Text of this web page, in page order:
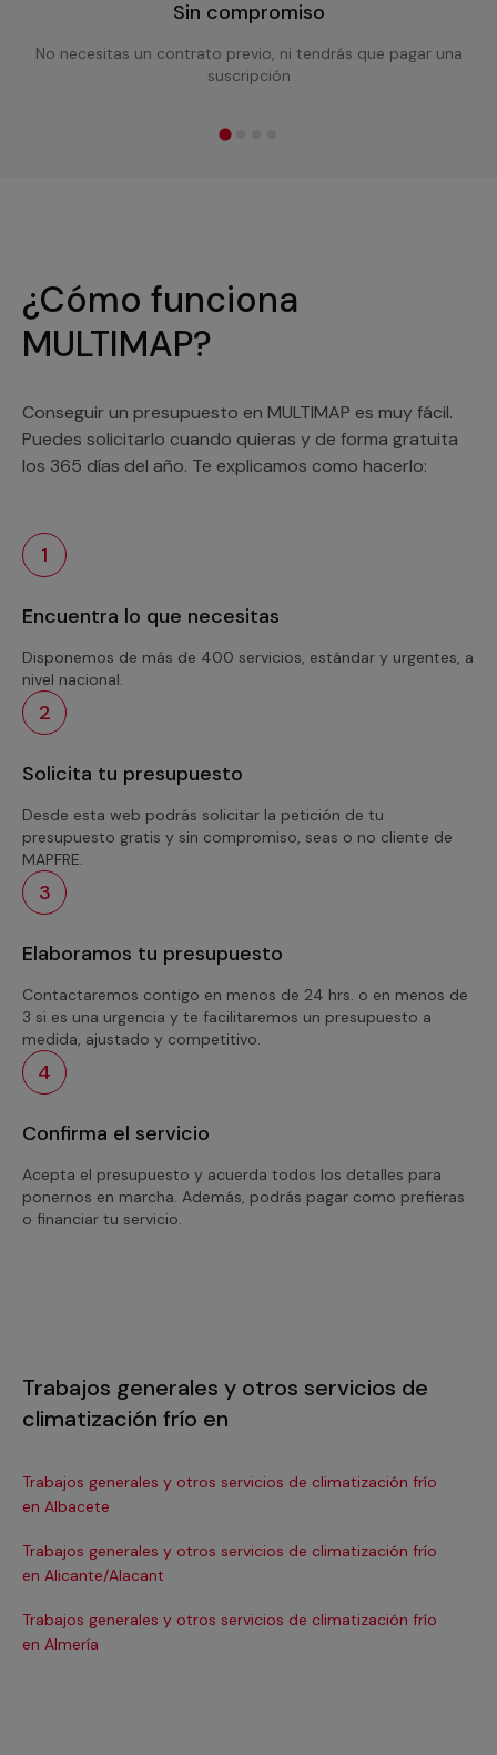
Sin compromiso
No necesitas un contrato previo, ni tendrás que pagar una
suscripción
¿Cómo funciona
MULTIMAP?
Conseguir un presupuesto en MULTIMAP es muy fácil.
Puedes solicitarlo cuando quieras y de forma gratuita
los 365 días del año. Te explicamos como hacerlo:
1
Encuentra lo que necesitas
Disponemos de más de 400 servicios, estándar y urgentes, a
nivel nacional.
2
Solicita tu presupuesto
Desde esta web podrás solicitar la petición de tu
presupuesto gratis y sin compromiso, seas o no cliente de
MAPFRE.
3
Elaboramos tu presupuesto
Contactaremos contigo en menos de 24 hrs. o en menos de
3 si es una urgencia y te facilitaremos un presupuesto a
medida, ajustado y competitivo.
4
Confirma el servicio
Acepta el presupuesto y acuerda todos los detalles para
ponernos en marcha. Además, podrás pagar como prefieras
o financiar tu servicio.
Trabajos generales y otros servicios de
climatización frío en
Trabajos generales y otros servicios de climatización frío
en Albacete
Trabajos generales y otros servicios de climatización frío
en Alicante/Alacant
Trabajos generales y otros servicios de climatización frío
en Almería